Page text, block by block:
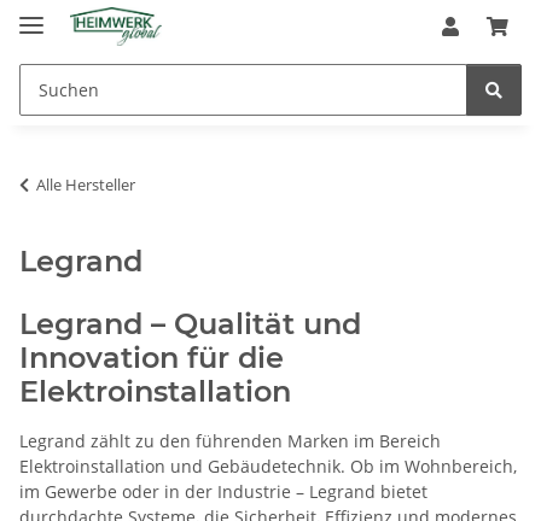
Alle Hersteller
Legrand
Legrand – Qualität und
Innovation für die
Elektroinstallation
Legrand zählt zu den führenden Marken im Bereich
Elektroinstallation und Gebäudetechnik. Ob im Wohnbereich,
im Gewerbe oder in der Industrie – Legrand bietet